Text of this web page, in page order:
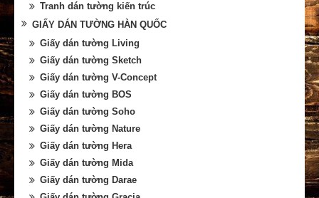
Tranh dán tường kiến trúc
GIẤY DÁN TƯỜNG HÀN QUỐC
Giấy dán tường Living
Giấy dán tường Sketch
Giấy dán tường V-Concept
Giấy dán tường BOS
Giấy dán tường Soho
Giấy dán tường Nature
Giấy dán tường Hera
Giấy dán tường Mida
Giấy dán tường Darae